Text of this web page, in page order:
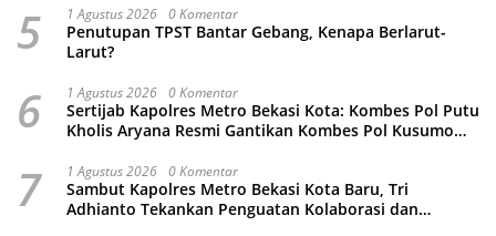
5 1 Agustus 2026 0 Komentar
Penutupan TPST Bantar Gebang, Kenapa Berlarut-
Larut?
6 1 Agustus 2026 0 Komentar
Sertijab Kapolres Metro Bekasi Kota: Kombes Pol Putu
Kholis Aryana Resmi Gantikan Kombes Pol Kusumo
7 1 Agustus 2026 0 Komentar
Sambut Kapolres Metro Bekasi Kota Baru, Tri
Adhianto Tekankan Penguatan Kolaborasi dan